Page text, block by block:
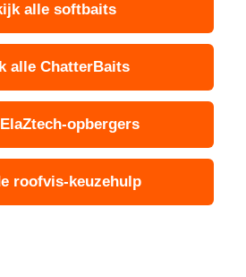
alle softbaits
alle ChatterBaits
opbergers
roofvis-keuzehulp